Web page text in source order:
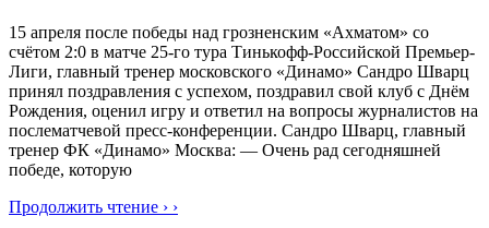
15 апреля после победы над грозненским «Ахматом» со
счётом 2:0 в матче 25-го тура Тинькофф-Российской Премьер-
Лиги, главный тренер московского «Динамо» Сандро Шварц
принял поздравления с успехом, поздравил свой клуб с Днём
Рождения, оценил игру и ответил на вопросы журналистов на
послематчевой пресс-конференции. Сандро Шварц, главный
тренер ФК «Динамо» Москва: — Очень рад сегодняшней
победе, которую
Продолжить чтение › ›